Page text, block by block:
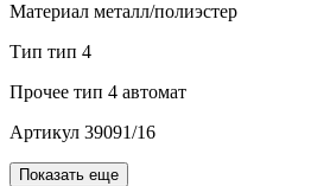
Материал металл/полиэстер
Тип тип 4
Прочее тип 4 автомат
Артикул 39091/16
Показать еще